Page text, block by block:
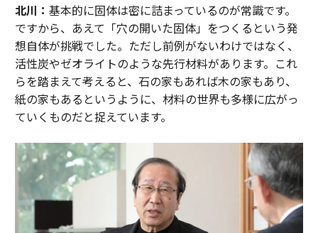
北川： 基本的に固体は密に詰まっているのが常識です。
ですから、あえて「穴の開いた固体」をつくるという発
想自体が挑戦でした。ただし前例がないわけではなく、
活性炭やゼオライトのような先行材料があります。これ
らを踏まえて考えると、石の家もあれば木の家もあり、
紙の家もあるというように、材料の世界も多様に広がっ
ていくものだと捉えています。